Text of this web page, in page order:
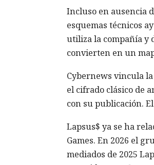
Incluso en ausencia
esquemas técnicos
utiliza la compañía y
convierten en un
Cybernews vincula
el cifrado clásico de
con su publicación.
Lapsus$ ya se ha
Games. En 2026 el
mediados de 2025